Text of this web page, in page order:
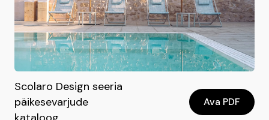
Scolaro Design seeria
päikesevarjude
Ava PDF